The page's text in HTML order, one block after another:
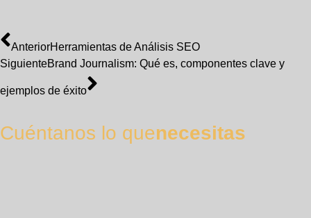
AnteriorHerramientas de Análisis SEO
SiguienteBrand Journalism: Qué es, componentes clave y
ejemplos de éxito
Cuéntanos lo quenecesitas